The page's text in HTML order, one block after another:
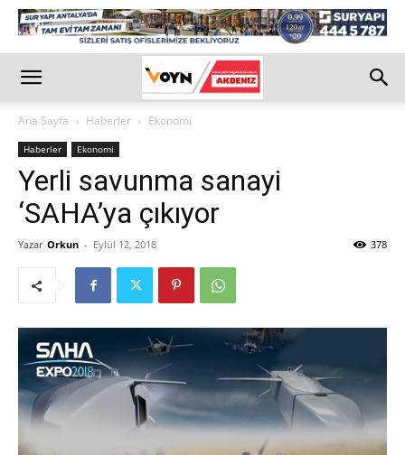
Ana Sayfa Haberler Ekonomi
Haberler Ekonomi
Yerli savunma sanayi
‘SAHA’ya çıkıyor
Yazar Orkun - Eylül 12, 2018 378